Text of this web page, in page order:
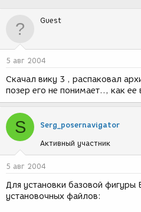
р
д
н
и
Guest
5 авг 2004
Скачал вику 3 , распаковал
позер его не понимает.., как ее
S Serg_posernavigator
Активный участник
5 авг 2004
Для установки базовой фигуры
установочных файлов: